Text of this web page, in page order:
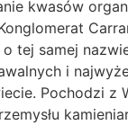
kwasów
tej samej
i
Pochodzi z